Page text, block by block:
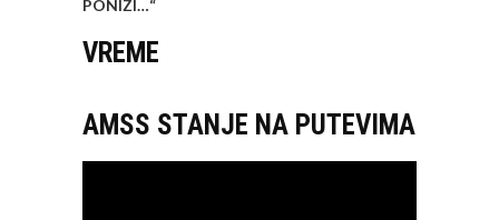
PONIZI…“
VREME
AMSS STANJE NA PUTEVIMA